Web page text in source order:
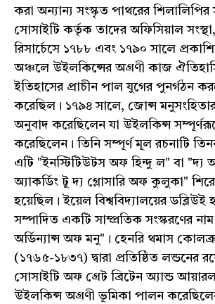
করা অন্যান্য সংস্কৃত পাথরের শিলালিপির
সোসাইটি কর্তৃক তাদের অফিসিয়াল
রিসার্চেসে ১৭৮৮ এবং ১৭৯০ সালে
অঞ্চলে উইলকিন্সের অগ্রণী কাজ
ইতিহাসের প্রাচীন পাল যুগের পুনর্গঠন
করেছিল। ১৭৯৪ সালে, জোন্স
অনুবাদ করেছিলেন যা উইলকিন্স
করেছিলেন। তিনি সম্পূর্ণ মূল রচনাটি
এটি "ইনস্টিটিউটস অফ হিন্দু ল" বা "দ্য
অ্যাকর্ডিং টু দ্য গ্লোসারি অফ কুলুকা"
হয়েছিল। ইয়েল বিশ্ববিদ্যালয়ের ডব্লিউই
সম্পাদিত একটি সাম্প্রতিক সংস্করণের
অর্ডিন্যান্স অফ মনু"। হেনরি থমাস
(১৭৬৫-১৮৩৭) দ্বারা প্রতিষ্ঠিত লন্ডনের
সোসাইটি অফ গ্রেট ব্রিটেন অ্যান্ড
উইলকিন্স অগ্রণী ভূমিকা পালন